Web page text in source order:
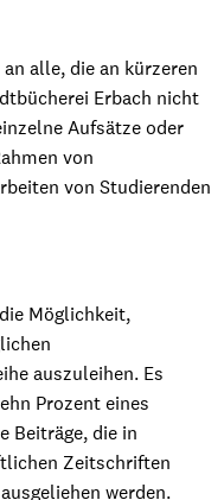
alle, die an kürzeren
Erbach nicht
Aufsätze oder
von
von Studierenden
Möglichkeit,
auszuleihen. Es
Prozent eines
Beiträge, die in
Zeitschriften
werden.